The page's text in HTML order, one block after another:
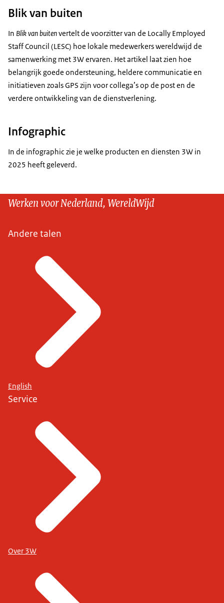
Blik van buiten
In Blik van buitenvertelt de voorzitter van de Locally Employed
Staff Council (LESC) hoe lokale medewerkers wereldwijd de
samenwerking met 3W ervaren. Het artikel laat zien hoe
belangrijk goede ondersteuning, heldere communicatie en
initiatieven zoals GPS zijn voor collega’s op de post en de
verdere ontwikkeling van de dienstverlening.
Infographic
In de infographic zie je welke producten en diensten 3W in
2025 heeft geleverd.
Werken voor Nederland, WereldWijd
Andere talen
English
Service
Over 3W